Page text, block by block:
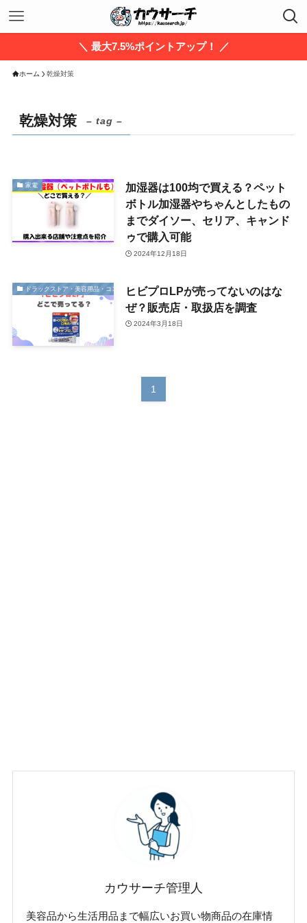
＼ 最大7.5%ポイントアップ！ ／
ホーム 乾燥対策
乾燥対策 – tag –
家電
加湿器は100均で買える？ペット
ボトル加湿器やちゃんとしたもの
までダイソー、セリア、キャンド
ゥで購入可能
2024年12月18日
ドラックストア・美容用品・コスメ
ヒビプロLPが売ってないのはな
ぜ？販売店・取扱店を調査
2024年3月18日
1
カウサーチ管理人
美容品から生活用品まで幅広いお買い物商品の在庫情